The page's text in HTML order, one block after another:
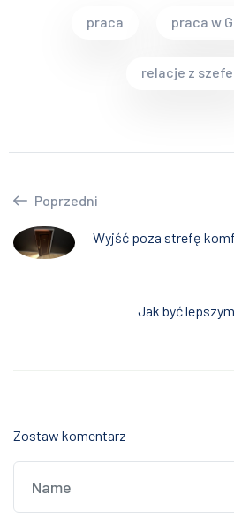
praca praca w
relacje z
Poprzedni
Wyjść poza strefę
Jak być
Zostaw komentarz